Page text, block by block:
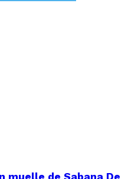
muelle de Sabana De